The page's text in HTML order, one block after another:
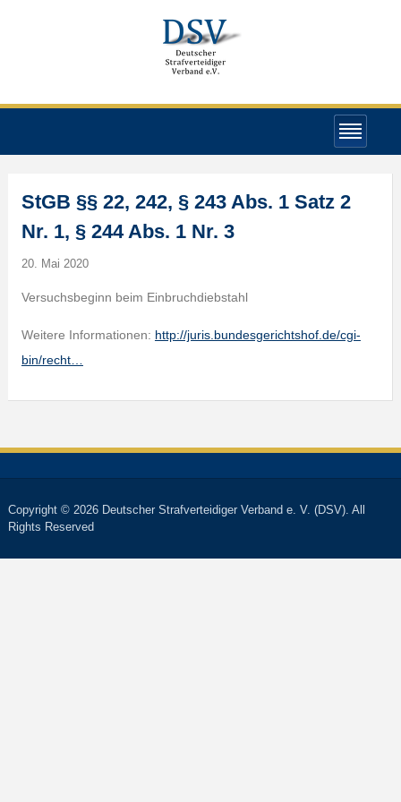
StGB §§ 22, 242, § 243 Abs. 1 Satz 2
Nr. 1, § 244 Abs. 1 Nr. 3
20. Mai 2020
Versuchsbeginn beim Einbruchdiebstahl
Weitere Informationen: http://juris.bundesgerichtshof.de/cgi-
bin/recht…
Copyright © 2026 Deutscher Strafverteidiger Verband e. V. (DSV). All
Rights Reserved